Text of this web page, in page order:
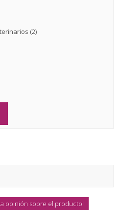
(2)
opinión sobre el producto!